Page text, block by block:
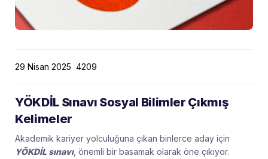
29 Nisan 2025 4209
YÖKDİL Sınavı Sosyal Bilimler Çıkmış
Kelimeler
Akademik kariyer yolculuğuna çıkan binlerce aday için
YÖKDİL sınavı, önemli bir basamak olarak öne çıkıyor.